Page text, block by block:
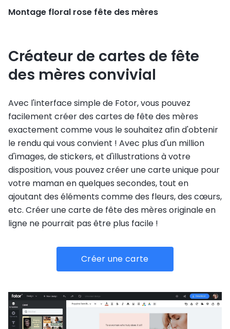
Montage floral rose fête des mères
Créateur de cartes de fête
des mères convivial
Avec l'interface simple de Fotor, vous pouvez
facilement créer des cartes de fête des mères
exactement comme vous le souhaitez afin d'obtenir
le rendu qui vous convient ! Avec plus d'un million
d'images, de stickers, et d'illustrations à votre
disposition, vous pouvez créer une carte unique pour
votre maman en quelques secondes, tout en
ajoutant des éléments comme des fleurs, des cœurs,
etc. Créer une carte de fête des mères originale en
ligne ne pourrait pas être plus facile !
Créer une carte